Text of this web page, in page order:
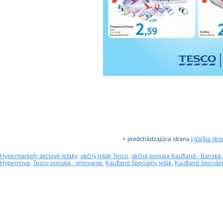
< predchádzajúca strana | ďalšia
Hypermarkety akciové letáky: akčný leták Tesco, akčná ponuka Kaufland - Banská
Hypernova, Tesco ponuka - grilovanie, Kaufland špeciálny leták, Kaufland